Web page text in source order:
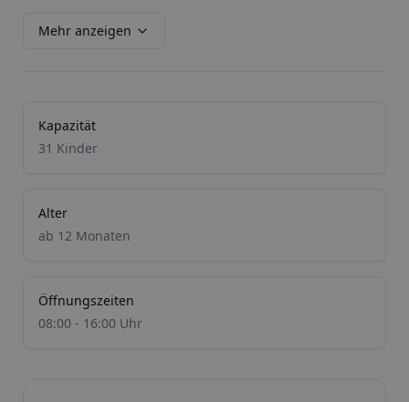
Mehr anzeigen
Kapazität
31 Kinder
Alter
ab 12 Monaten
Öffnungszeiten
08:00 - 16:00 Uhr